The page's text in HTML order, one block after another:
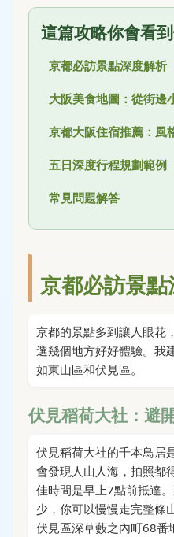
這篇攻略你會看
京都必訪景點深度解析
大阪美食地圖：從街邊
京都大阪住宿推薦：風
五日深度行程規劃範例
常見問題解答
京都必訪景
京都的景點多到讓人眼花
選幾個地方好好體驗。我
如東山區和伏見區。
伏見稻荷大社：避
伏見稻荷大社的千本鳥居
會發現人山人海，拍照都
佳時間是早上7點前抵達
少，你可以慢慢走完整條
伏見區深草藪之內町68番